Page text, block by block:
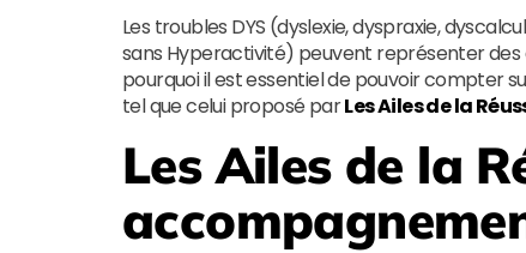
Les troubles DYS (dyslexie, dyspraxie,
sans Hyperactivité) peuvent représenter des
pourquoi il est essentiel de pouvoir compter
tel que celui proposé parLes Ailes de la
Les Ailes de la